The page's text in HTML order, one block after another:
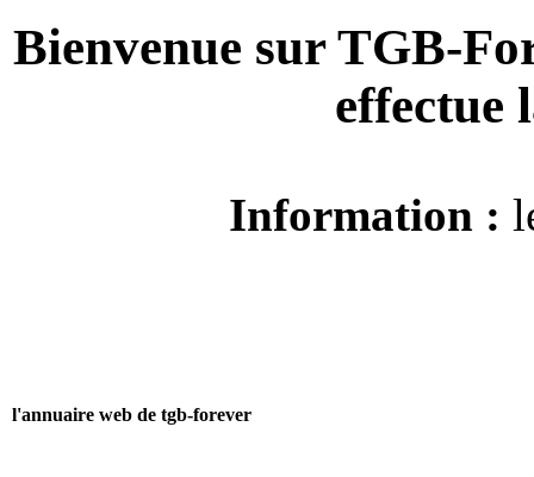
Bienvenue sur TGB-
Information :
l'annuaire web de tgb-forever